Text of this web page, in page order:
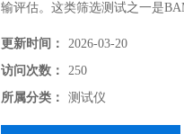
输评估。这类筛选测试之一是
膏状)对摩擦接触的敏感度，并
来运输
更新时间：
2026-03-20
访问次数：
250
所属分类：
测试仪